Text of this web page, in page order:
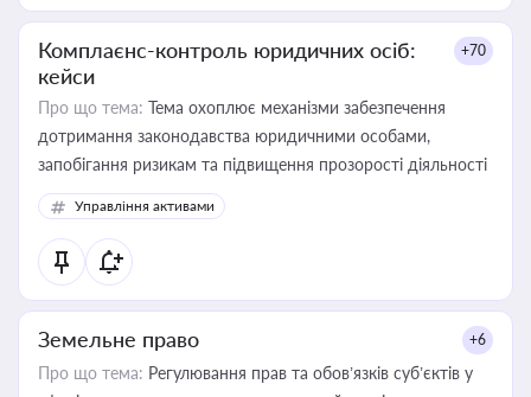
Комплаєнс-контроль юридичних осіб:
кейси
+70
Про що тема: Тема охоплює механізми забезпечення
дотримання законодавства юридичними особами,
запобігання ризикам та підвищення прозорості діяльності
Управління активами
Земельне право +6
Про що тема: Регулювання прав та обов’язків суб’єктів у